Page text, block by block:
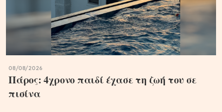
08/08/2026
Πάρος: 4χρονο παιδί έχασε τη ζωή του σε
πισίνα